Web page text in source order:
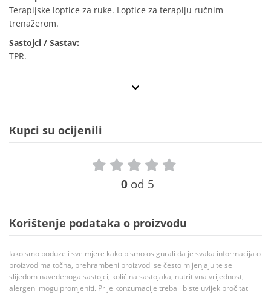
Terapijske loptice za ruke. Loptice za terapiju ručnim
trenažerom.
Sastojci / Sastav:
TPR.
Kupci su ocijenili
0 od 5
Korištenje podataka o proizvodu
Iako smo poduzeli sve mjere kako bismo osigurali da je svaka informacija o
proizvodima točna, prehrambeni proizvodi se često mijenjaju te se
slijedom navedenoga sastojci, količina sastojaka, nutritivna vrijednost,
alergeni mogu promjeniti. Prije konzumacije trebali biste uvijek pročitati